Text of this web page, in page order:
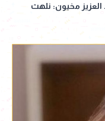
العزيز مخيون: نلهث